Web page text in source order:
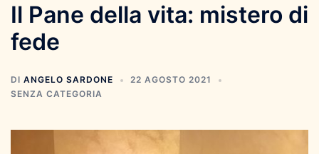
Il Pane della vita: mistero di
fede
DI ANGELO SARDONE
22 AGOSTO 2021
SENZA CATEGORIA